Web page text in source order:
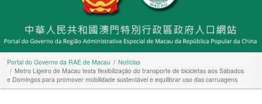
Portal do Governo da RAE de Macau
Notícias
Metro Ligeiro de Macau testa flexibilização do transporte de bicicletas aos Sábados
e Domingos para promover mobilidade sustentável e equilibrar uso das carruagens